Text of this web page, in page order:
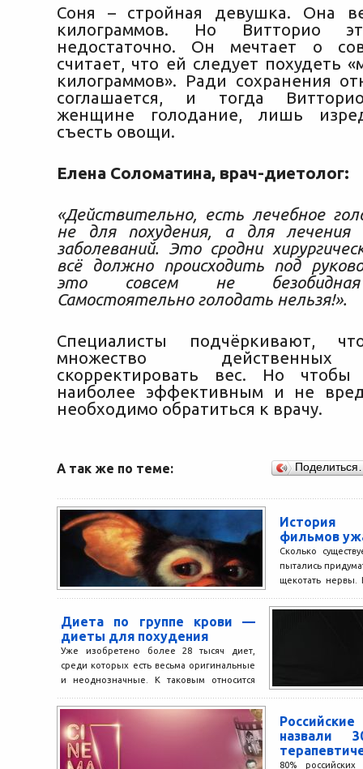
Соня – стройная девушка. Она
килограммов. Но Витторио
недостаточно. Он мечтает о
считает, что ей следует похудеть
килограммов». Ради сохранения
соглашается, и тогда
женщине голодание, лишь
съесть овощи.
Елена Соломатина, врач-диетолог:
«Действительно, есть лечебное
не для похудения, а для лечения
заболеваний. Это сродни
всё должно происходить под
это совсем не безобидная
Самостоятельно голодать нельзя!».
Специалисты подчёркивают,
множество
скорректировать вес. Но
наиболее эффективным и не
необходимо обратиться к врачу.
А так же по теме:
История
фильмов
Сколько
пытались
щекотать нервы.
Диета по группе крови —
диеты для похудения
Уже изобретено более 28 тысяч диет,
среди которых есть весьма оригинальные
и неоднозначные. К таковым относится
назвали
80%